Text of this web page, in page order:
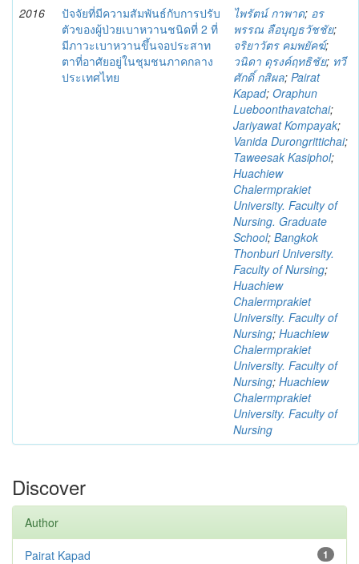
2016
ปัจจัยที่มีความสัมพันธ์กับการปรับ
ตัวของผู้ป่วยเบาหวานชนิดที่ 2 ที่
มีภาวะเบาหวานขึ้นจอประสาท
ตาที่อาศัยอยู่ในชุมชนภาคกลาง
ประเทศไทย
ไพรัตน์ กาพาด; อร
พรรณ ลือบุญธวัชชัย;
จริยาวัตร คมพยัคฆ์;
วนิดา ดุรงค์ฤทธิชัย; ทวี
ศักดิ์ กสิผล; Pairat
Kapad; Oraphun
Lueboonthavatchai;
Jariyawat Kompayak;
Vanida Durongrittichai;
Taweesak Kasiphol;
Huachiew
Chalermprakiet
University. Faculty of
Nursing. Graduate
School; Bangkok
Thonburi University.
Faculty of Nursing;
Huachiew
Chalermprakiet
University. Faculty of
Nursing; Huachiew
Chalermprakiet
University. Faculty of
Nursing; Huachiew
Chalermprakiet
University. Faculty of
Nursing
Discover
Author
1
Pairat Kapad